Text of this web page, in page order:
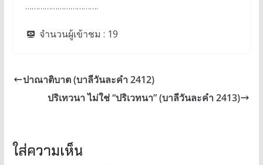
…………………………….
จำนวนผู้เข้าชม : 19
ปาณาติบาต (บาลีวันละคำ 2412)
ปริเทวนา ไม่ใช่ “ปริเวทนา” (บาลีวันละคำ 2413)
ใส่ความเห็น